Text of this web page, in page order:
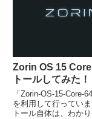
Zorin OS 15
トールしてみた！
「Zorin-OS-15-Core-
を利用して行ってい
トール自体は、わか